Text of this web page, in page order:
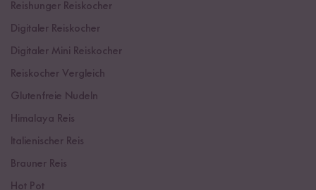
Reishunger Reiskocher
Digitaler Reiskocher
Digitaler Mini Reiskocher
Reiskocher Vergleich
Glutenfreie Nudeln
Himalaya Reis
Italienischer Reis
Brauner Reis
Hot Pot